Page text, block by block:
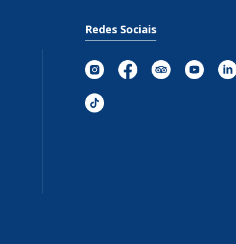
Redes Sociais